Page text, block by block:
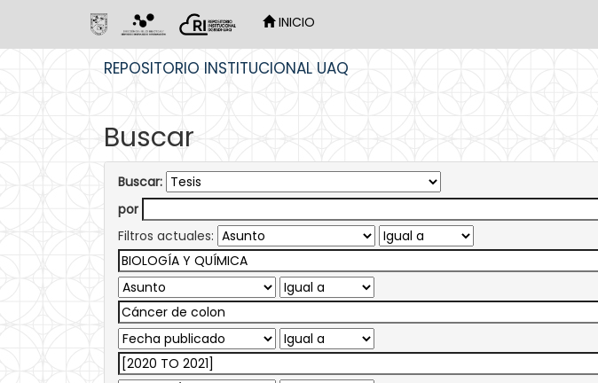
INICIO
REPOSITORIO INSTITUCIONAL UAQ
Buscar
Buscar:
por
Filtros actuales: